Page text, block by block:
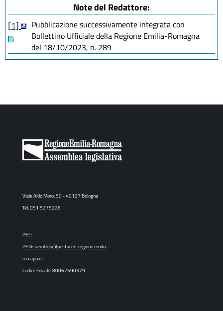
Note del Redattore:
[1]
Pubblicazione successivamente integrata con
Bollettino Ufficiale della Regione Emilia-Romagna
del 18/10/2023, n. 289
Viale Aldo Moro, 50 - 40127 Bologna
Tel. 051 5275226
PEC:
PEIAssemblea@postacert.regione.emilia-
romagna.it
Codice Fiscale: 80062590379